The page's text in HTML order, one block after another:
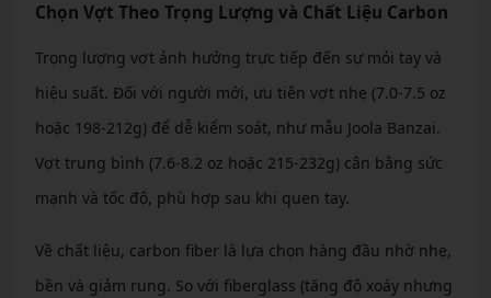
Chọn Vợt Theo Trọng Lượng và Chất Liệu Carbon
Trọng lượng vợt ảnh hưởng trực tiếp đến sự mỏi tay và
hiệu suất. Đối với người mới, ưu tiên vợt nhẹ (7.0-7.5 oz
hoặc 198-212g) để dễ kiểm soát, như mẫu Joola Banzai.
Vợt trung bình (7.6-8.2 oz hoặc 215-232g) cân bằng sức
mạnh và tốc độ, phù hợp sau khi quen tay.
Về chất liệu, carbon fiber là lựa chọn hàng đầu nhờ nhẹ,
bền và giảm rung. So với fiberglass (tăng độ xoáy nhưng